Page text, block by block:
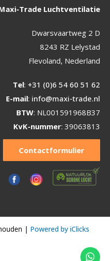
Trade Luchtventilatie
Dwarsvaartweg 2 D
8243 RZ Lelystad
Flevoland, Nederland
Tel: +31 (0)6 54 60 51 62
E-mail: info@maxi-trade.nl
BTW: NL001591968B37
KvK-nummer: 39063813
Contactformulier
| Powered by iClicks